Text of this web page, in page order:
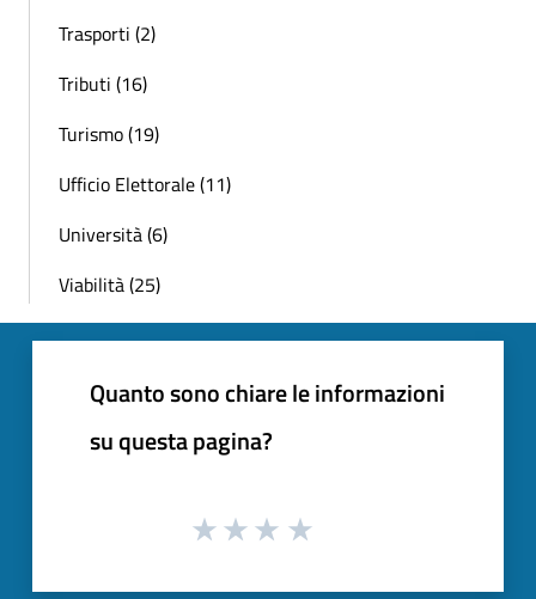
Trasporti (2)
Tributi (16)
Turismo (19)
Ufficio Elettorale (11)
Università (6)
Viabilità (25)
Quanto sono chiare le informazioni
su questa pagina?